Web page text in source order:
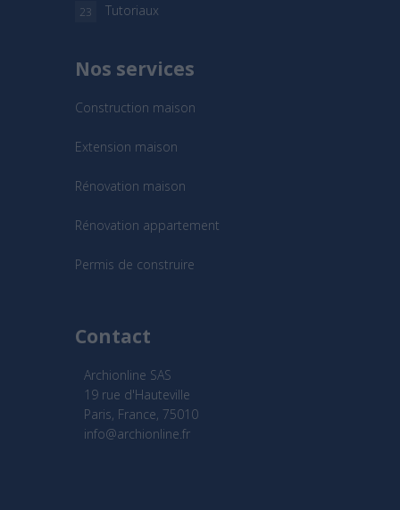
Tutoriaux
23
Nos services
Construction maison
Extension maison
Rénovation maison
Rénovation appartement
Permis de construire
Contact
Archionline SAS
19 rue d'Hauteville
Paris, France, 75010
info@archionline.fr